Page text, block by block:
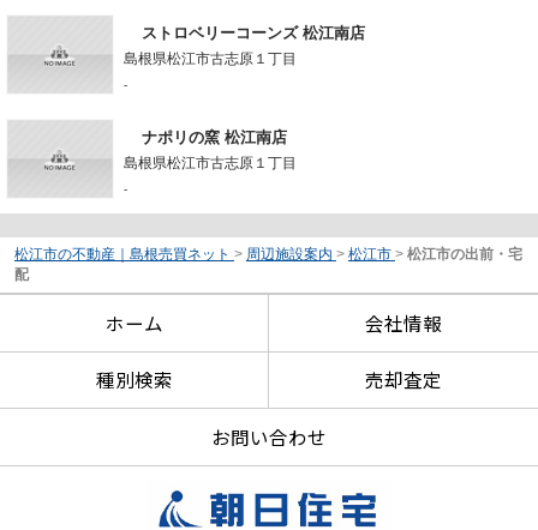
ストロベリーコーンズ 松江南店
島根県松江市古志原１丁目
-
ナポリの窯 松江南店
島根県松江市古志原１丁目
-
松江市の不動産｜島根売買ネット > 周辺施設案内 > 松江市 > 松江市の出前・宅
配
ホーム 会社情報
種別検索 売却査定
お問い合わせ